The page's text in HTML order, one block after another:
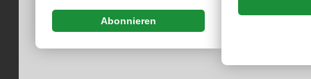
Abonnieren